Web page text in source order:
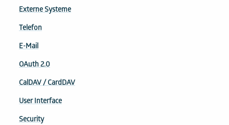
Externe Systeme
Telefon
E-Mail
OAuth 2.0
CalDAV / CardDAV
User Interface
Security